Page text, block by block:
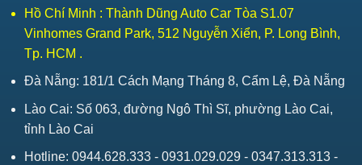
Hồ Chí Minh : Thành Dũng Auto Car Tòa S1.07
Vinhomes Grand Park, 512 Nguyễn Xiển, P. Long Bình,
Tp. HCM .
Đà Nẵng: 181/1 Cách Mạng Tháng 8, Cẩm Lệ, Đà Nẵng
Lào Cai: Số 063, đường Ngô Thì Sĩ, phường Lào Cai,
tỉnh Lào Cai
Hotline: 0944.628.333 - 0931.029.029 - 0347.313.313 -